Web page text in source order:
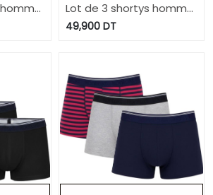
Lot de 3 shortys homme
en coton stretch
49,900 DT